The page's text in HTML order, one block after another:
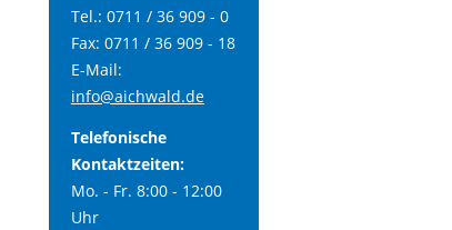
Tel.: 0711 / 36 909 - 0
Fax: 0711 / 36 909 - 18
E-Mail:
info@aichwald.de
Telefonische
Kontaktzeiten:
Mo. - Fr. 8:00 - 12:00
Uhr